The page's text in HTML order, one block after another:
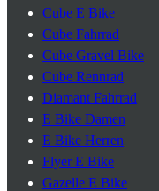
Cube E Bike
Cube Fahrrad
Cube Gravel Bike
Cube Rennrad
Diamant Fahrrad
E Bike Damen
E Bike Herren
Flyer E Bike
Gazelle E Bike